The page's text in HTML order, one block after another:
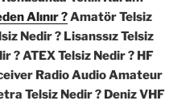
Alınır ?Amatör Telsiz
Nedir ? Lisanssız Telsiz
? ATEX Telsiz Nedir ? HF
Radio Audio Amateur
Telsiz Nedir ? Deniz VHF